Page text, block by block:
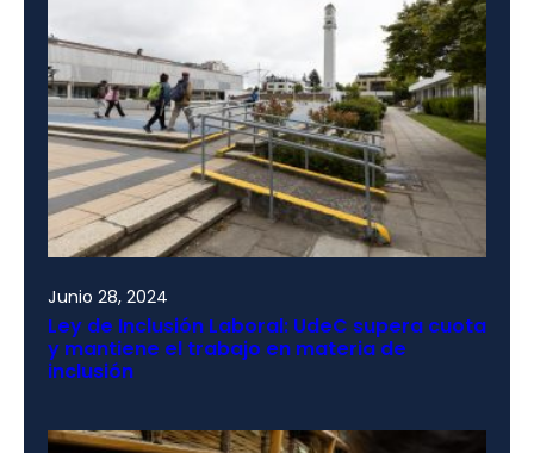
Junio 28, 2024
Ley de Inclusión Laboral: UdeC supera cuota
y mantiene el trabajo en materia de
inclusión